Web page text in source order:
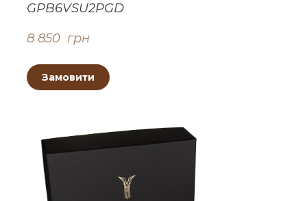
GPB6VSU2PGD
8 850  грн
Замовити